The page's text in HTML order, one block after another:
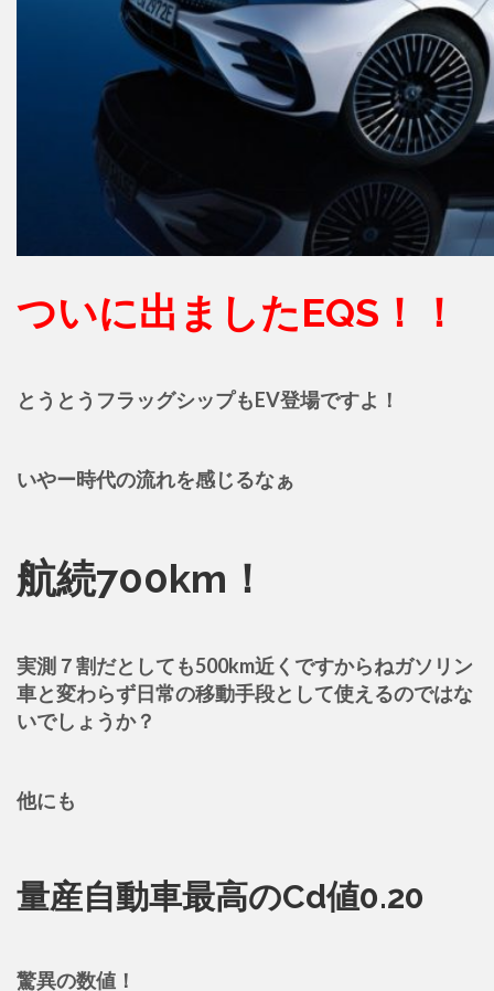
ついに出ましたEQS！！
とうとうフラッグシップもEV登場ですよ！
いやー時代の流れを感じるなぁ
航続700km！
実測７割だとしても500km近くですからねガソリン
車と変わらず日常の移動手段として使えるのではな
いでしょうか？
他にも
量産自動車最高のCd値0.20
驚異の数値！